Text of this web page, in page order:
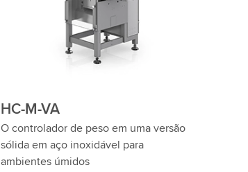
HC-M-WD-SL
Wash Down para aplicações pesadas